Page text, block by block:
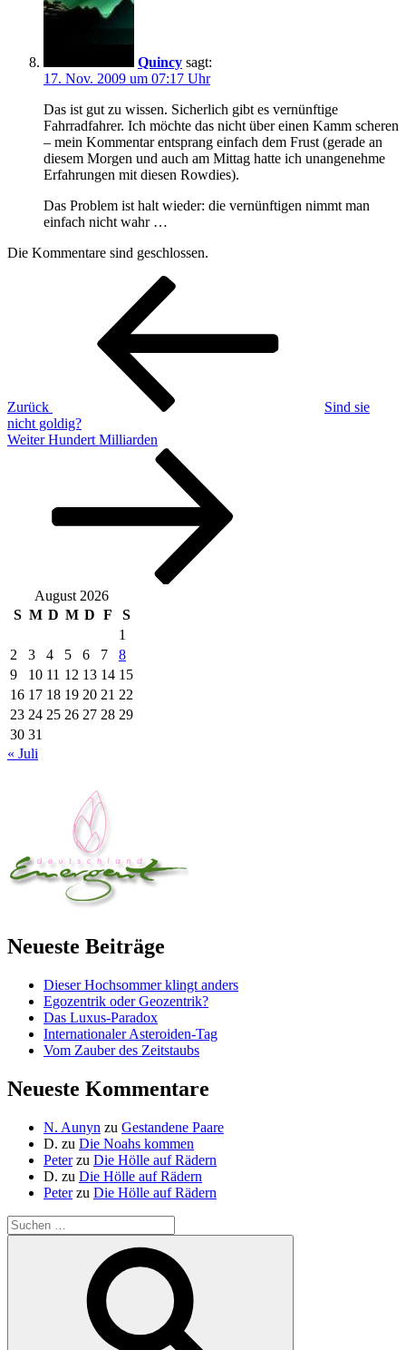
Quincy sagt:
17. Nov. 2009 um 07:17 Uhr
Das ist gut zu wissen. Sicherlich gibt es vernünftige
Fahrradfahrer. Ich möchte das nicht über einen Kamm scheren
– mein Kommentar entsprang einfach dem Frust (gerade an
diesem Morgen und auch am Mittag hatte ich unangenehme
Erfahrungen mit diesen Rowdies).
Das Problem ist halt wieder: die vernünftigen nimmt man
einfach nicht wahr …
Die Kommentare sind geschlossen.
Beitragsnavigation
Zurück
Sind sie
nicht goldig?
Nächster
Weiter Hundert Milliarden
August 2026
S M D M D F
S
1
2
3 4 5 6 7
8
9
10 11 12 13 14 15
16 17 18 19 20 21 22
23 24 25 26 27 28 29
30 31
« Juli
Neueste Beiträge
Dieser Hochsommer klingt anders
Egozentrik oder Geozentrik?
Das Luxus-Paradox
Internationaler Asteroiden-Tag
Vom Zauber des Zeitstaubs
Neueste Kommentare
N. Aunyn zu Gestandene Paare
D. zu Die Noahs kommen
Peterzu Die Hölle auf Rädern
D. zu Die Hölle auf Rädern
Peterzu Die Hölle auf Rädern
Suche
nach: